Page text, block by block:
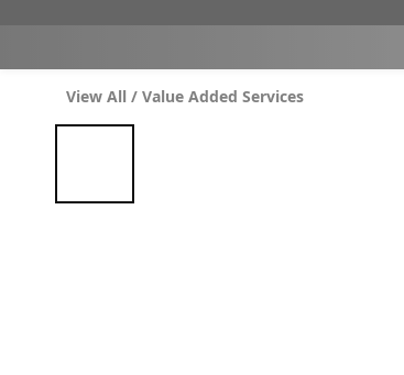
View All / Value Added Services